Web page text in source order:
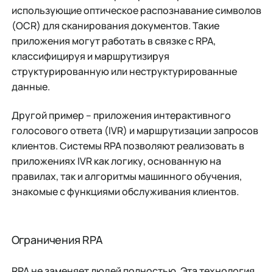
использующие оптическое распознавание символов
(OCR) для сканирования документов. Такие
приложения могут работать в связке с RPA,
классифицируя и маршрутизируя
структурированную или неструктурированные
данные.
Другой пример – приложения интерактивного
голосового ответа (IVR) и маршрутизации запросов
клиентов. Системы RPA позволяют реализовать в
приложениях IVR как логику, основанную на
правилах, так и алгоритмы машинного обучения,
знакомые с функциями обслуживания клиентов.
Ограничения RPA